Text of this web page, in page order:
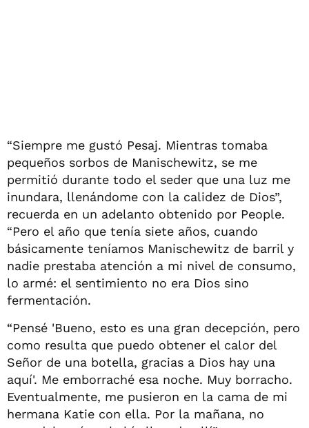
“Siempre me gustó Pesaj. Mientras tomaba
pequeños sorbos de Manischewitz, se me
permitió durante todo el seder que una luz me
inundara, llenándome con la calidez de Dios”,
recuerda en un adelanto obtenido por People.
“Pero el año que tenía siete años, cuando
básicamente teníamos Manischewitz de barril y
nadie prestaba atención a mi nivel de consumo,
lo armé: el sentimiento no era Dios sino
fermentación.
“Pensé 'Bueno, esto es una gran decepción, pero
como resulta que puedo obtener el calor del
Señor de una botella, gracias a Dios hay una
aquí'. Me emborraché esa noche. Muy borracho.
Eventualmente, me pusieron en la cama de mi
hermana Katie con ella. Por la mañana, no